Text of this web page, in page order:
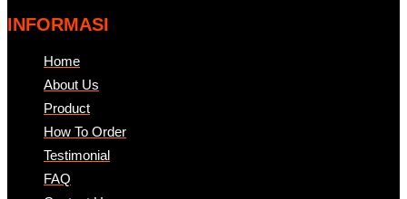
INFORMASI
Home
About Us
Product
How To Order
Testimonial
FAQ